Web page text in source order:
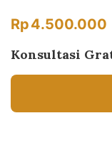
Rp4.500.000
Konsultasi